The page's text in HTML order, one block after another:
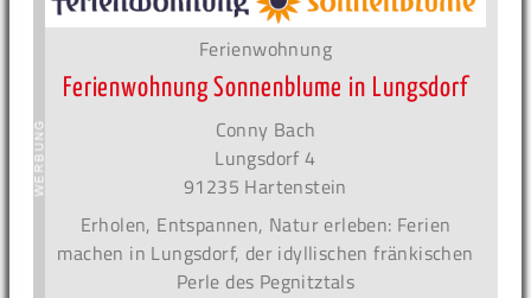
Ferienwohnung
Ferienwohnung Sonnenblume in Lungsdorf
Conny Bach
Lungsdorf 4
91235 Hartenstein
Erholen, Entspannen, Natur erleben: Ferien
machen in Lungsdorf, der idyllischen fränkischen
Perle des Pegnitztals